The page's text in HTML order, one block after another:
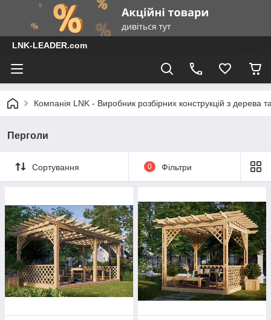
LNK-LEADER.com
Компанія LNK - Виробник розбірних конструкцій з дерева
Перголи
Сортування 0 Фільтри